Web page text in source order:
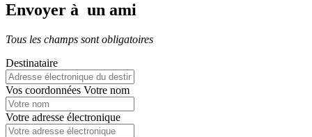
Envoyer à un ami
Tous les champs sont obligatoires
Destinataire
Vos coordonnées Votre nom
Votre adresse électronique